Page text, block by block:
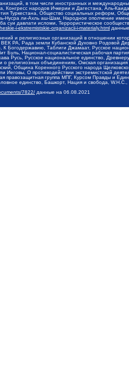
в том числе иностранных и
народов Ичкерии и Дагестана, Аль-
Туркестана, Общество социальных реформ,
Нусра ли-Ахль аш-Шам, Народное ополчение
суи давлати исломи, Террористическое
i-ekstremistskie-organizacii-i-materialy.html
и религиозных организаций в отношении
ВЕК РА, Рада земли Кубанской Духовно Родовой
К Богодержавию, Таблиги Джамаат, Русское
Буль, Национал-социалистическая рабочая
Русь, Русское национальное единство,
о религиозных объединениях, Омская
Община Коренного Русского народа
Иеговы, О противодействии экстремистской
группа МПГ, Курсом Правды и
единство, Башкорт, Нация и свобода,
7822/ данные на 06.08.2021